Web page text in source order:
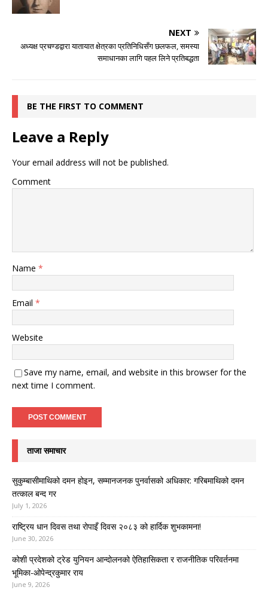
NEXT
अध्यक्ष प्रचण्डद्वारा यातायात क्षेत्रका प्रतिनिधिसँग छलफल, समस्या
समाधानका लागि पहल लिने प्रतिबद्धता
BE THE FIRST TO COMMENT
Leave a Reply
Your email address will not be published.
Comment
Name *
Email *
Website
Save my name, email, and website in this browser for the
next time I comment.
ताजा समाचार
सुकुम्बासीमाथिको दमन होइन, सम्मानजनक पुनर्वासको अधिकार: गरिबमाथिको दमन
तत्काल बन्द गर
July 1, 2026
राष्ट्रिय धान दिवस तथा रोपाइँ दिवस २०८३ को हार्दिक शुभकामना!
June 30, 2026
कोशी प्रदेशको ट्रेड युनियन आन्दोलनको ऐतिहासिकता र राजनीतिक परिवर्तनमा
भूमिका-ओपेन्द्रकुमार राय
June 9, 2026